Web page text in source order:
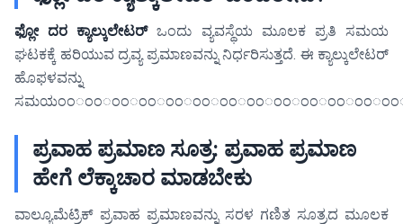
ಫ್ಲೋ ದರ ಕ್ಯಾಲ್ಕುಲೇಟರ್ಒಂದು ವ್ಯವಸ್ಥೆಯ ಮೂಲಕ ಪ್ರತಿ ಸಮಯ
ಘಟಕಕ್ಕೆ ಹರಿಯುವ ದ್ರವ್ಯ ಪ್ರಮಾಣವನ್ನು ನಿರ್ಧರಿಸುತ್ತದೆ. ಈ ಕ್ಯಾಲ್ಕುಲೇಟರ್
ಹೊಫಳವನ್ನು
ಪ್ರವಾಹ ಪ್ರಮಾಣ ಸೂತ್ರ: ಪ್ರವಾಹ ಪ್ರಮಾಣ
ಹೇಗೆ ಲೆಕ್ಕಾಚಾರ ಮಾಡಬೇಕು
ವಾಲ್ಯೂಮೆಟ್ರಿಕ್ ಪ್ರವಾಹ ಪ್ರಮಾಣವನ್ನು ಸರಳ ಗಣಿತ ಸೂತ್ರದ ಮೂಲಕ